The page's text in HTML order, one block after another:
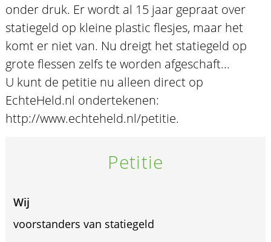
onder druk. Er wordt al 15 jaar gepraat over
statiegeld op kleine plastic flesjes, maar het
komt er niet van. Nu dreigt het statiegeld op
grote flessen zelfs te worden afgeschaft...
U kunt de petitie nu alleen direct op
EchteHeld.nl ondertekenen:
http://www.echteheld.nl/petitie.
Petitie
Wij
voorstanders van statiegeld